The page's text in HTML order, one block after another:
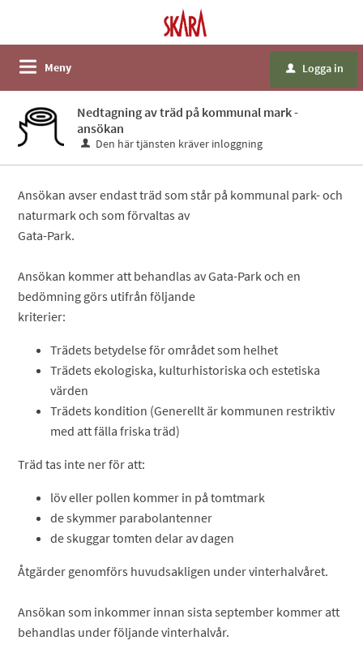
Meny u Logga in
Nedtagning av träd på kommunal mark -
ansökan
Den här tjänsten kräver inloggning
Ansökan avser endast träd som står på kommunal park- och
naturmark och som förvaltas av
Gata-Park.
Ansökan kommer att behandlas av Gata-Park och en
bedömning görs utifrån följande
kriterier:
Trädets betydelse för området som helhet
Trädets ekologiska, kulturhistoriska och estetiska
värden
Trädets kondition (Generellt är kommunen restriktiv
med att fälla friska träd)
Träd tas inte ner för att:
löv eller pollen kommer in på tomtmark
de skymmer parabolantenner
de skuggar tomten delar av dagen
Åtgärder genomförs huvudsakligen under vinterhalvåret.
Ansökan som inkommer innan sista september kommer att
behandlas under följande vinterhalvår.